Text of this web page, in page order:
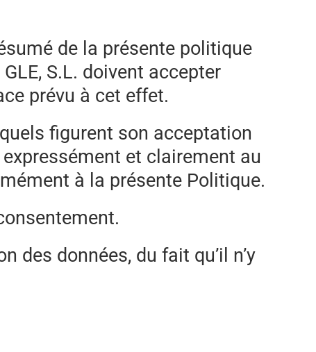
de la présente politique
S.L. doivent accepter
prévu à cet effet.
figurent son acceptation
et clairement au
à la présente Politique.
des données, du fait qu’il n’y